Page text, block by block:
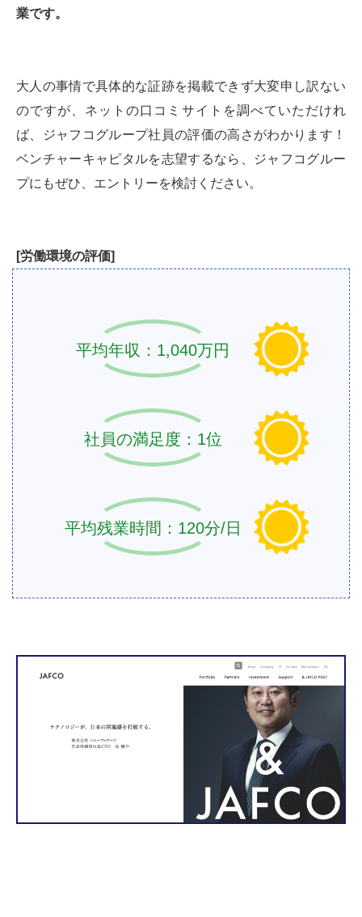
業です。
大人の事情で具体的な証跡を掲載できず大変申し訳ない
のですが、ネットの口コミサイトを調べていただけれ
ば、ジャフコグループ社員の評価の高さがわかります！
ベンチャーキャピタルを志望するなら、ジャフコグルー
プにもぜひ、エントリーを検討ください。
[労働環境の評価]
平均年収：1,040万円
社員の満足度：1位
平均残業時間：120分/日